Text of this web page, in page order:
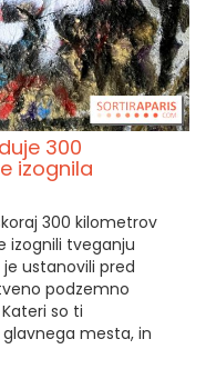
300
izognila
300 kilometrov
izognili tveganju
ustanovili pred
podzemno
so ti
mesta, in